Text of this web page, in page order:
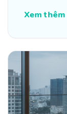
Xem thêm